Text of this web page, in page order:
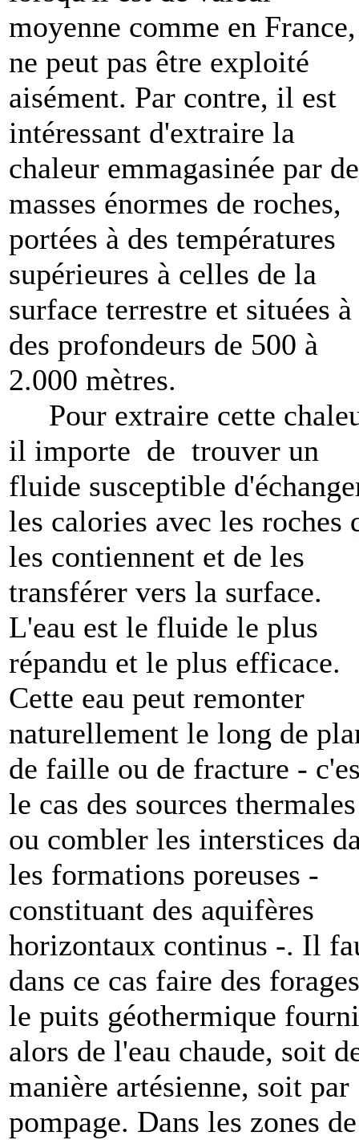
moyenne comme en France,
ne peut pas être exploité
aisément. Par contre, il est
intéressant d'extraire la
chaleur emmagasinée par
masses énormes de roches,
portées à des températures
supérieures à celles de la
surface terrestre et situées à
des profondeurs de 500 à
2.000 mètres.
Pour extraire cette
il importe de trouver un
fluide susceptible
les calories avec les roches
les contiennent et de les
transférer vers la surface.
L'eau est le fluide le plus
répandu et le plus efficace.
Cette eau peut remonter
naturellement le long de
de faille ou de fracture -
le cas des sources
ou combler les interstices
les formations poreuses -
constituant des aquifères
horizontaux continus -. Il
dans ce cas faire des
le puits géothermique
alors de l'eau chaude, soit
manière artésienne, soit par
pompage. Dans les zones de